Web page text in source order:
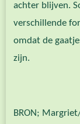
achter blijven.
verschillende
omdat de
zijn.
BRON;